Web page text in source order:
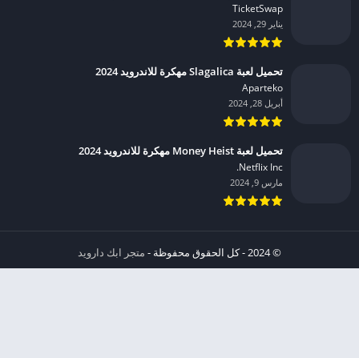
TicketSwap‏
يناير 29, 2024
تحميل لعبة Slagalica مهكرة للاندرويد 2024
Aparteko‏
أبريل 28, 2024
تحميل لعبة Money Heist مهكرة للاندرويد 2024
Netflix Inc.‏
مارس 9, 2024
© 2024 - كل الحقوق محفوظة -
متجر ابك دارويد